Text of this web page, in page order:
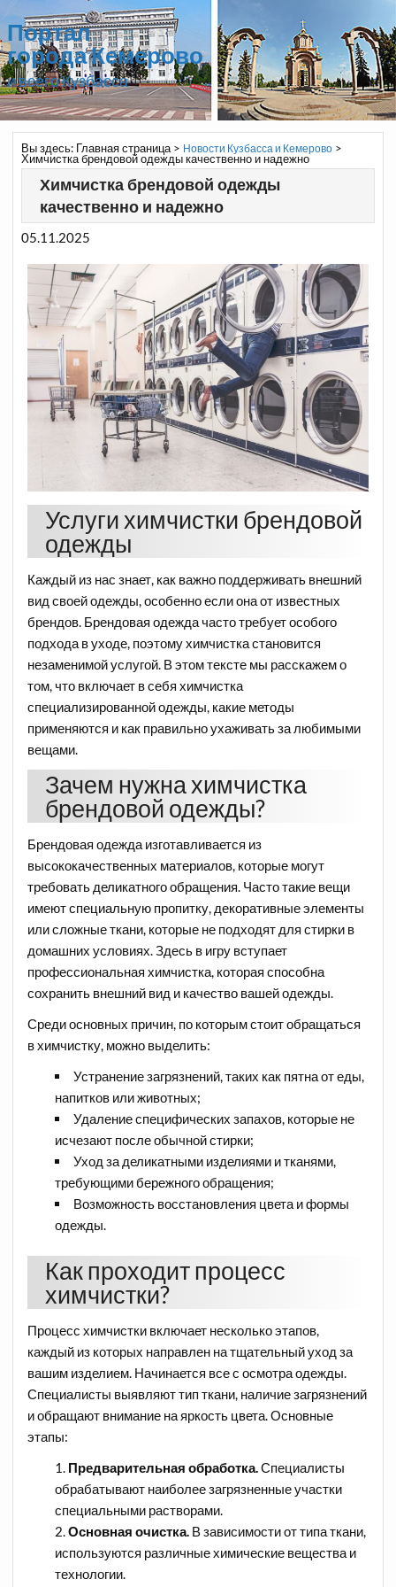
Портал
города Кемерово
и всего Кузбасса
Вы здесь: Главная страница> Новости Кузбасса и Кемерово>
Химчистка брендовой одежды качественно и надежно
Химчистка брендовой одежды
качественно и надежно
05.11.2025
Услуги химчистки брендовой
одежды
Каждый из нас знает, как важно поддерживать внешний
вид своей одежды, особенно если она от известных
брендов. Брендовая одежда часто требует особого
подхода в уходе, поэтому химчистка становится
незаменимой услугой. В этом тексте мы расскажем о
том, что включает в себя химчистка
специализированной одежды, какие методы
применяются и как правильно ухаживать за любимыми
вещами.
Зачем нужна химчистка
брендовой одежды?
Брендовая одежда изготавливается из
высококачественных материалов, которые могут
требовать деликатного обращения. Часто такие вещи
имеют специальную пропитку, декоративные элементы
или сложные ткани, которые не подходят для стирки в
домашних условиях. Здесь в игру вступает
профессиональная химчистка, которая способна
сохранить внешний вид и качество вашей одежды.
Среди основных причин, по которым стоит обращаться
в химчистку, можно выделить:
Устранение загрязнений, таких как пятна от еды,
напитков или животных;
Удаление специфических запахов, которые не
исчезают после обычной стирки;
Уход за деликатными изделиями и тканями,
требующими бережного обращения;
Возможность восстановления цвета и формы
одежды.
Как проходит процесс
химчистки?
Процесс химчистки включает несколько этапов,
каждый из которых направлен на тщательный уход за
вашим изделием. Начинается все с осмотра одежды.
Специалисты выявляют тип ткани, наличие загрязнений
и обращают внимание на яркость цвета. Основные
этапы:
Предварительная обработка.Специалисты
обрабатывают наиболее загрязненные участки
специальными растворами.
Основная очистка.В зависимости от типа ткани,
используются различные химические вещества и
технологии.